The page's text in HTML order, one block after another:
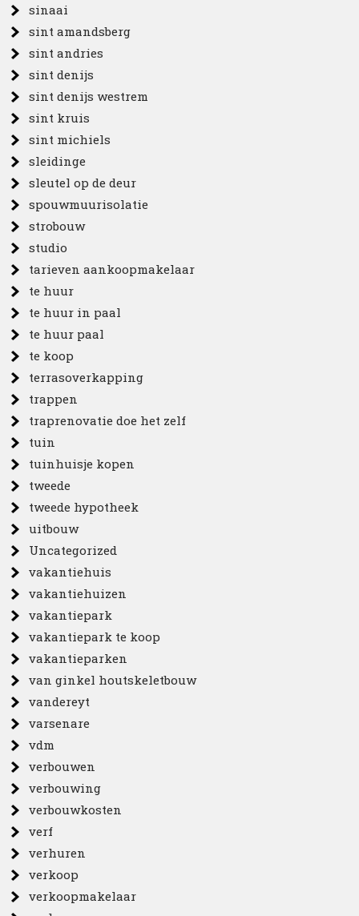
sinaai
sint amandsberg
sint andries
sint denijs
sint denijs westrem
sint kruis
sint michiels
sleidinge
sleutel op de deur
spouwmuurisolatie
strobouw
studio
tarieven aankoopmakelaar
te huur
te huur in paal
te huur paal
te koop
terrasoverkapping
trappen
traprenovatie doe het zelf
tuin
tuinhuisje kopen
tweede
tweede hypotheek
uitbouw
Uncategorized
vakantiehuis
vakantiehuizen
vakantiepark
vakantiepark te koop
vakantieparken
van ginkel houtskeletbouw
vandereyt
varsenare
vdm
verbouwen
verbouwing
verbouwkosten
verf
verhuren
verkoop
verkoopmakelaar